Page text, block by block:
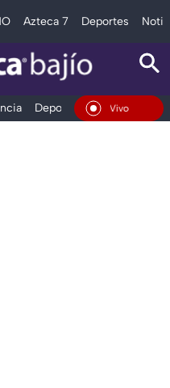
Azteca 7 Deportes
Deportes Espectáculos
En Vivo